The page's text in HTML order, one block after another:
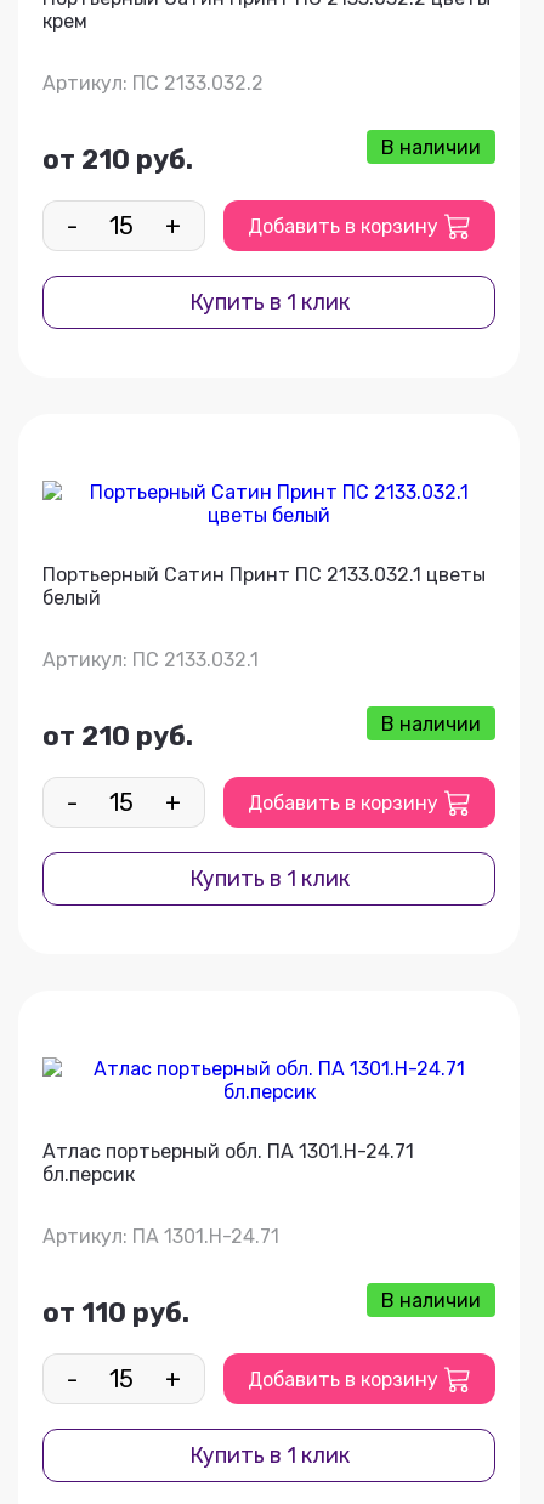
крем
Артикул: ПС 2133.032.2
от 210 руб. В наличии
- + Добавить в корзину
Купить в 1 клик
Портьерный Сатин Принт ПС 2133.032.1 цветы
белый
Артикул: ПС 2133.032.1
от 210 руб. В наличии
- + Добавить в корзину
Купить в 1 клик
Атлас портьерный обл. ПА 1301.Н-24.71
бл.персик
Артикул: ПА 1301.Н-24.71
от 110 руб. В наличии
- + Добавить в корзину
Купить в 1 клик